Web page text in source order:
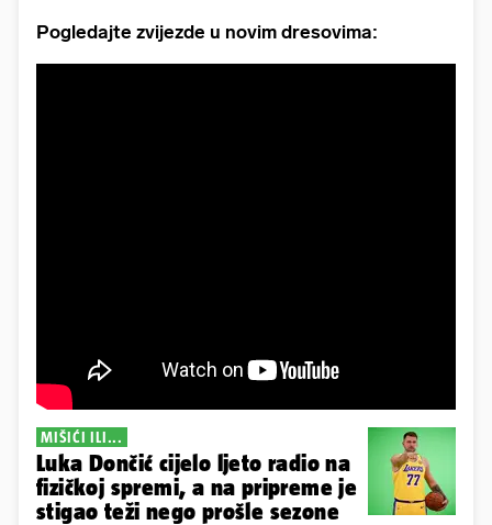
Pogledajte zvijezde u novim dresovima:
MIŠIĆI ILI...
Luka Dončić cijelo ljeto radio na
fizičkoj spremi, a na pripreme je
stigao teži nego prošle sezone